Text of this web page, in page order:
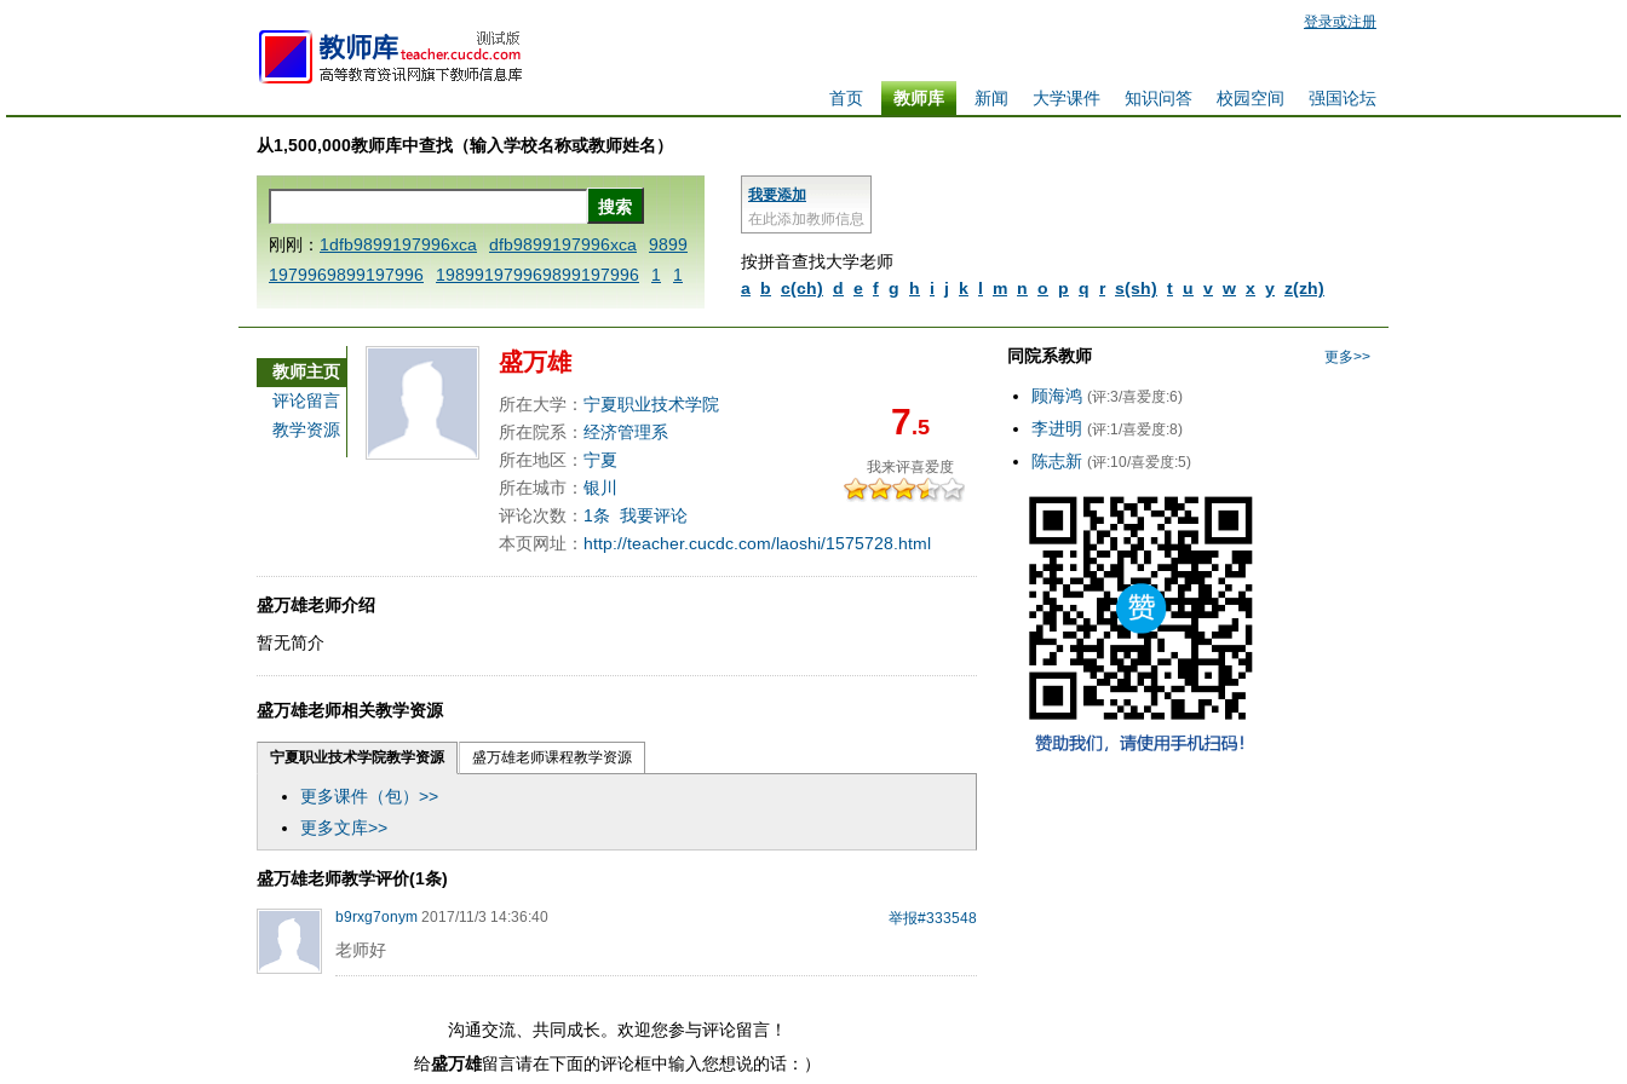
登录或注册
强国论坛
校园空间
知识问答
大学课件
新闻
教师库
首页
从1,500,000教师库中查找（输入学校名称或教师姓名）
我要添加
在此添加教师信息
按拼音查找大学老师
a b c(ch) d e f g h i j k l m n o p q r s(sh) t u v w x y z(zh)
刚刚： 1dfb9899197996xca dfb9899197996xca
9899
1979969899197996
198991979969899197996 1
1
AAABBBCCCdefine blablaenddefine dfbxyzendtemplat
bbccccdddeeexcareplacezo
1dfbabctitlexca
h key98991 methodmultiply operand97996xca
1dfbset
x9899197996xxca
1dfbthisxca 1dfbxca123
1printdfb
9899197996 xca
AAABBBCCCdefine blablaenddefine
dfbxyzendtemplate dfbCCCBBBAAA
dfb
dfb9899197
dfbmath key98991 methodmultipl
dfbsetx9899197996xxca
教师主页
评论留言
教学资源
盛万雄
7.5
我来评喜爱度
所在大学： 宁夏职业技术学院
所在院系： 经济管理系
所在地区： 宁夏
所在城市： 银川
评论次数： 1条 我要评论
本页网址： http://teacher.cucdc.com/laoshi/1575728.html
盛万雄老师介绍
暂无简介
盛万雄老师相关教学资源
宁夏职业技术学院教学资源 盛万雄老师课程教学资源
更多课件（包）>>
更多文库>>
盛万雄老师教学评价(1条)
举报#333548
b9rxg7onym 2017/11/3 14:36:40
老师好
沟通交流、共同成长。欢迎您参与评论留言！
给盛万雄留言请在下面的评论框中输入您想说的话：）
更多>>
同院系教师
顾海鸿 (评:3/喜爱度:6)
李进明 (评:1/喜爱度:8)
陈志新 (评:10/喜爱度:5)